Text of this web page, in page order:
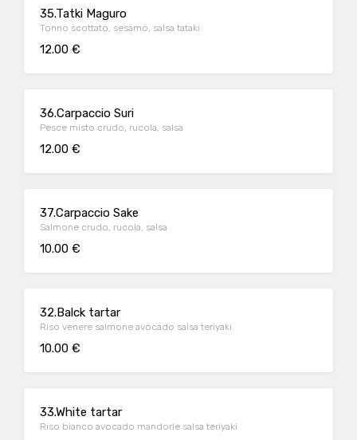
35.Tatki Maguro
Tonno scottato, sesamo, salsa tataki
12.00 €
36.Carpaccio Suri
Pesce misto crudo, rucola, salsa
12.00 €
37.Carpaccio Sake
Salmone crudo, rucola, salsa
10.00 €
32.Balck tartar
Riso venere salmone avocado salsa teriyaki
10.00 €
33.White tartar
Riso bianco avocado mandorle salsa teriyaki